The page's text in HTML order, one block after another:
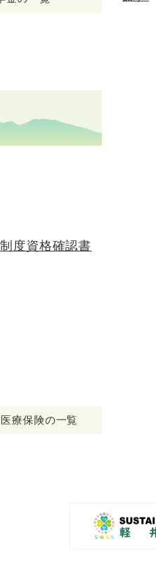
度資格確認書
療保険の一覧